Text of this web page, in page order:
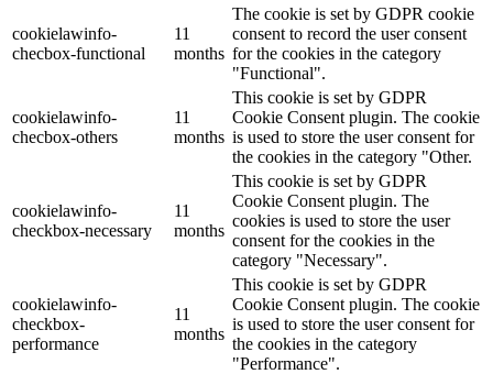
cookielawinfo-
checbox-functional
11
months
The cookie is set by GDPR cookie
consent to record the user consent
for the cookies in the category
"Functional".
cookielawinfo-
checbox-others
11
months
This cookie is set by GDPR
Cookie Consent plugin. The cookie
is used to store the user consent for
the cookies in the category "Other.
cookielawinfo-
checkbox-necessary
11
months
This cookie is set by GDPR
Cookie Consent plugin. The
cookies is used to store the user
consent for the cookies in the
category "Necessary".
cookielawinfo-
checkbox-
performance
11
months
This cookie is set by GDPR
Cookie Consent plugin. The cookie
is used to store the user consent for
the cookies in the category
"Performance".